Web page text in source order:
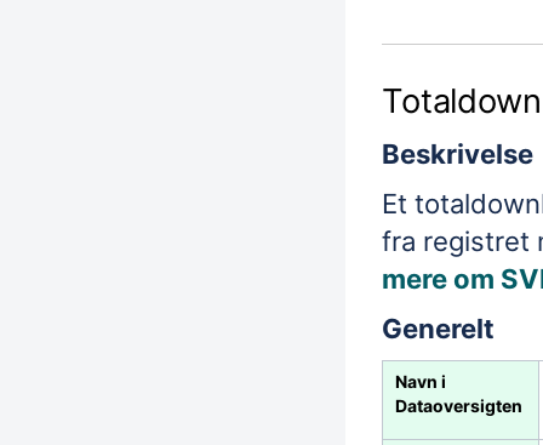
Beskrivelse
Et
fra registret
mere om
Generelt
Navn i
Dataoversigten